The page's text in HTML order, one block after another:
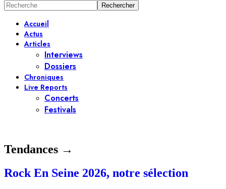
Accueil
Actus
Articles
Interviews
Dossiers
Chroniques
Live Reports
Concerts
Festivals
Tendances →
Rock En Seine 2026, notre sélection